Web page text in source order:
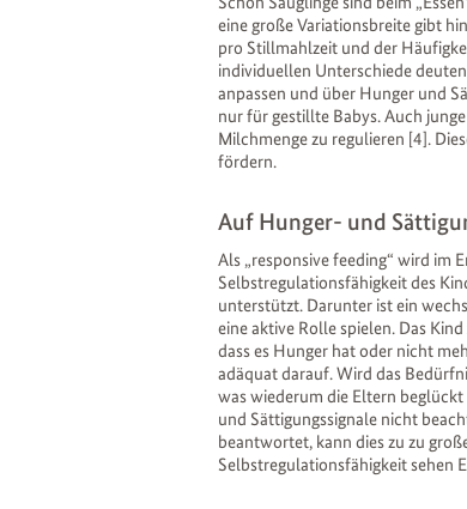
eine große Variationsbreite gibt
pro Stillmahlzeit und der
individuellen Unterschiede
anpassen und über Hunger und
nur für gestillte Babys. Auch
Milchmenge zu regulieren [4].
fördern.
Auf Hunger- und
Als „responsive feeding“ wird im
Selbstregulationsfähigkeit des
unterstützt. Darunter ist ein
eine aktive Rolle spielen. Das
dass es Hunger hat oder nicht
adäquat darauf. Wird das
was wiederum die Eltern
und Sättigungssignale nicht
beantwortet, kann dies zu zu
Selbstregulationsfähigkeit sehen